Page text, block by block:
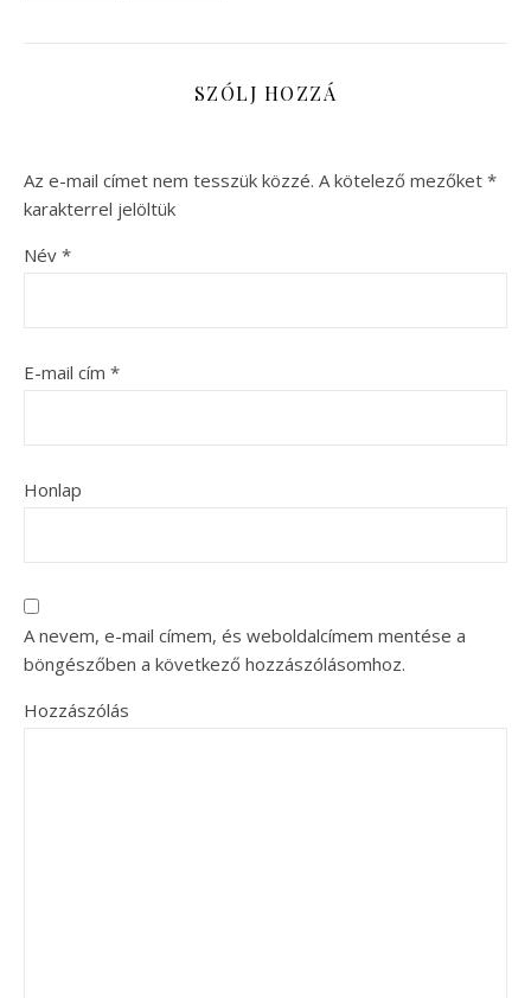
SZÓLJ HOZZÁ
Az e-mail címet nem tesszük közzé. A kötelező mezőket *
karakterrel jelöltük
Név *
E-mail cím *
Honlap
A nevem, e-mail címem, és weboldalcímem mentése a
böngészőben a következő hozzászólásomhoz.
Hozzászólás